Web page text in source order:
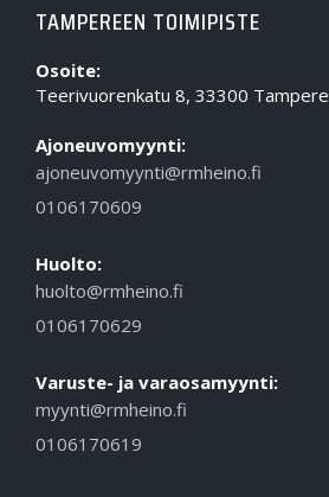
TAMPEREEN TOIMIPISTE
Osoite:
Teerivuorenkatu 8, 33300 Tampere
Ajoneuvomyynti:
ajoneuvomyynti@rmheino.fi
0106170609
Huolto:
huolto@rmheino.fi
0106170629
Varuste- ja varaosamyynti:
myynti@rmheino.fi
0106170619